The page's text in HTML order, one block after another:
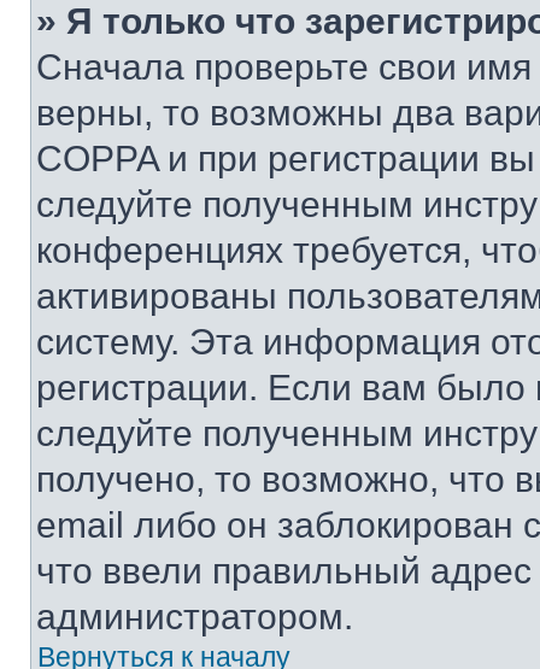
» Я только что
Сначала проверьте свои
верны, то возможны два
COPPA и при регистрации
следуйте полученным
конференциях требуется,
активированы
систему. Эта информация
регистрации. Если вам
следуйте полученным
получено, то возможно, что
email либо он
что ввели правильный адрес
администратором.
Вернуться к началу